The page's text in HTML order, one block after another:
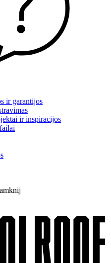
ir garantijos
ir inspiracijos